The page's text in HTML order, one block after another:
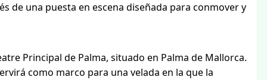
de una puesta en escena diseñada para conmover y
Principal de Palma, situado en Palma de Mallorca.
como marco para una velada en la que la